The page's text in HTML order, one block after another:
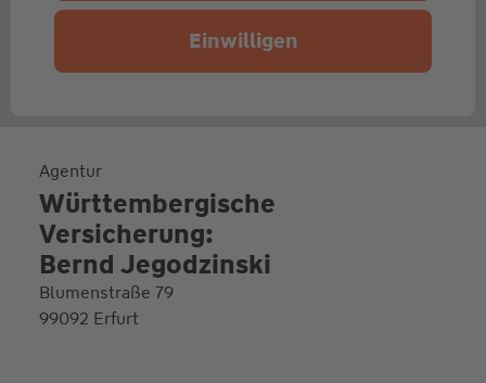
Einwilligen
Agentur
Württembergische
Versicherung:
Bernd Jegodzinski
Blumenstraße 79
99092 Erfurt